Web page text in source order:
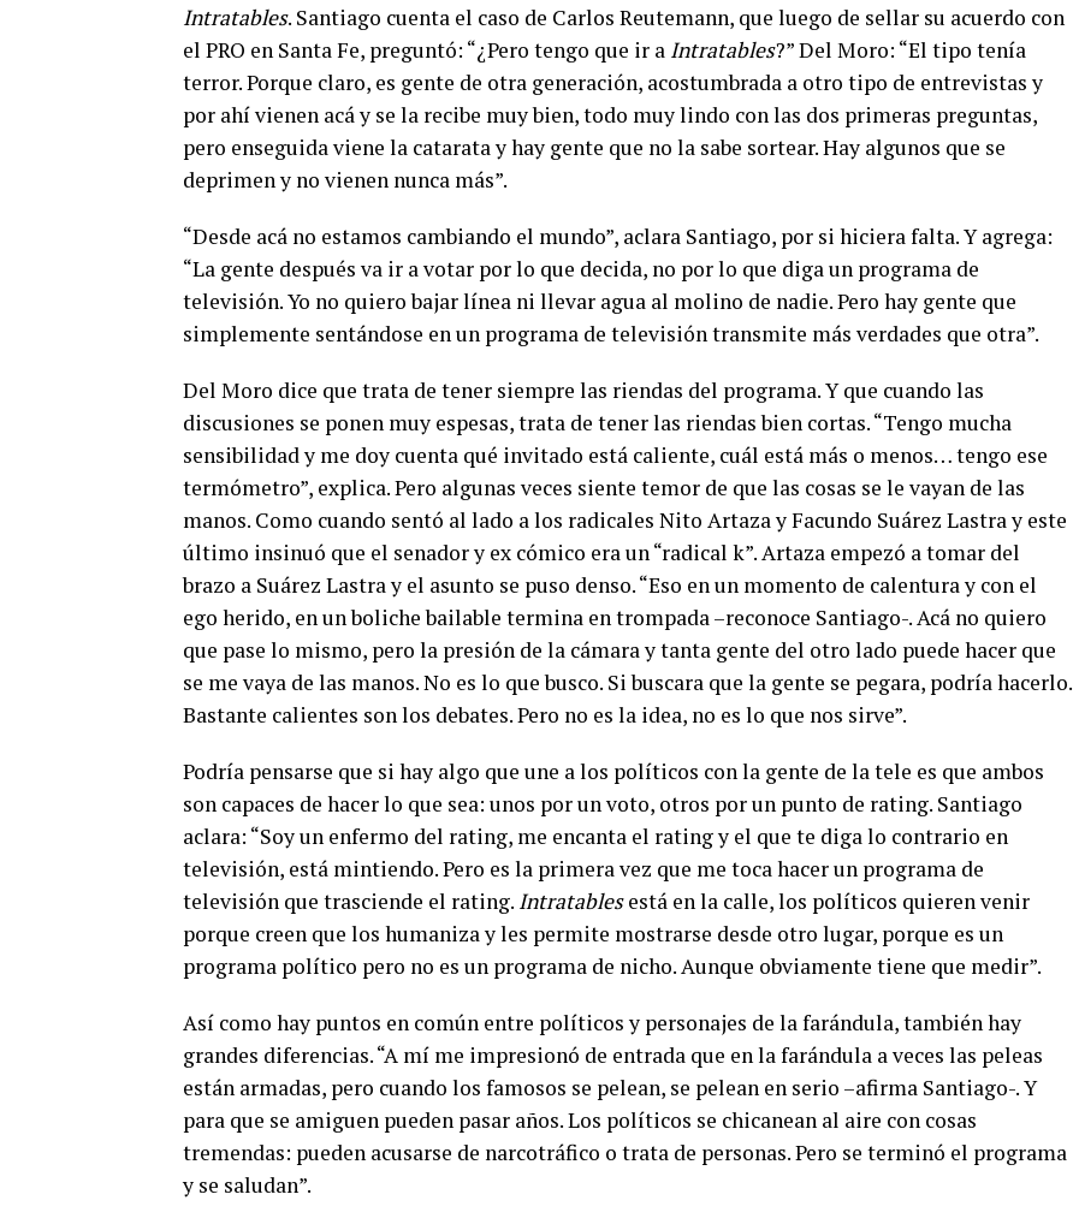
Intratables. Santiago cuenta el caso de Carlos Reutemann, que luego de sellar su acuerdo con
el PRO en Santa Fe, preguntó: “¿Pero tengo que ir a Intratables?” Del Moro: “El tipo tenía
terror. Porque claro, es gente de otra generación, acostumbrada a otro tipo de entrevistas y
por ahí vienen acá y se la recibe muy bien, todo muy lindo con las dos primeras preguntas,
pero enseguida viene la catarata y hay gente que no la sabe sortear. Hay algunos que se
deprimen y no vienen nunca más”.
“Desde acá no estamos cambiando el mundo”, aclara Santiago, por si hiciera falta. Y agrega:
“La gente después va ir a votar por lo que decida, no por lo que diga un programa de
televisión. Yo no quiero bajar línea ni llevar agua al molino de nadie. Pero hay gente que
simplemente sentándose en un programa de televisión transmite más verdades que otra”.
Del Moro dice que trata de tener siempre las riendas del programa. Y que cuando las
discusiones se ponen muy espesas, trata de tener las riendas bien cortas. “Tengo mucha
sensibilidad y me doy cuenta qué invitado está caliente, cuál está más o menos… tengo ese
termómetro”, explica. Pero algunas veces siente temor de que las cosas se le vayan de las
manos. Como cuando sentó al lado a los radicales Nito Artaza y Facundo Suárez Lastra y este
último insinuó que el senador y ex cómico era un “radical k”. Artaza empezó a tomar del
brazo a Suárez Lastra y el asunto se puso denso. “Eso en un momento de calentura y con el
ego herido, en un boliche bailable termina en trompada –reconoce Santiago-. Acá no quiero
que pase lo mismo, pero la presión de la cámara y tanta gente del otro lado puede hacer que
se me vaya de las manos. No es lo que busco. Si buscara que la gente se pegara, podría hacerlo.
Bastante calientes son los debates. Pero no es la idea, no es lo que nos sirve”.
Podría pensarse que si hay algo que une a los políticos con la gente de la tele es que ambos
son capaces de hacer lo que sea: unos por un voto, otros por un punto de rating. Santiago
aclara: “Soy un enfermo del rating, me encanta el rating y el que te diga lo contrario en
televisión, está mintiendo. Pero es la primera vez que me toca hacer un programa de
televisión que trasciende el rating. Intratablesestá en la calle, los políticos quieren venir
porque creen que los humaniza y les permite mostrarse desde otro lugar, porque es un
programa político pero no es un programa de nicho. Aunque obviamente tiene que medir”.
Así como hay puntos en común entre políticos y personajes de la farándula, también hay
grandes diferencias. “A mí me impresionó de entrada que en la farándula a veces las peleas
están armadas, pero cuando los famosos se pelean, se pelean en serio –afirma Santiago-. Y
para que se amiguen pueden pasar años. Los políticos se chicanean al aire con cosas
tremendas: pueden acusarse de narcotráfico o trata de personas. Pero se terminó el programa
y se saludan”.